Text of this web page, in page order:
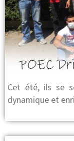
POEC
Cet été, ils se
dynamique et